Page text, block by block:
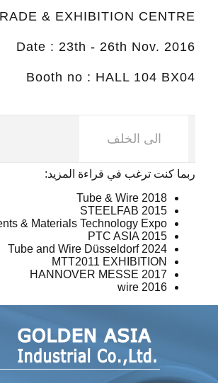
& EXHIBITION CENTRE
Date : 23th - 26th Nov. 2016
Booth no : HALL 104 BX04
الى الخلف
ربما كنت ترغب في قراءة المزيد:
2018 Tube & Wire
STEELFAB 2015
& Materials Technology Expo
PTC ASIA 2015
Tube and Wire Düsseldorf 2024
MTT2011 EXHIBITION
2017 HANNOVER MESSE
wire 2016